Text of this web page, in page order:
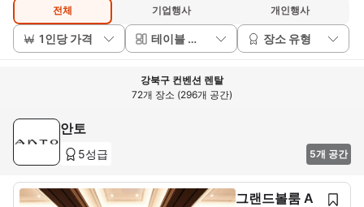
전체 기업행사 개인행사
1인당 가격 테이블 배치 장소 유형
강북구 컨벤션 렌탈
72개 장소 (296개 공간)
안토
5성급 5개 공간
그랜드볼룸 A